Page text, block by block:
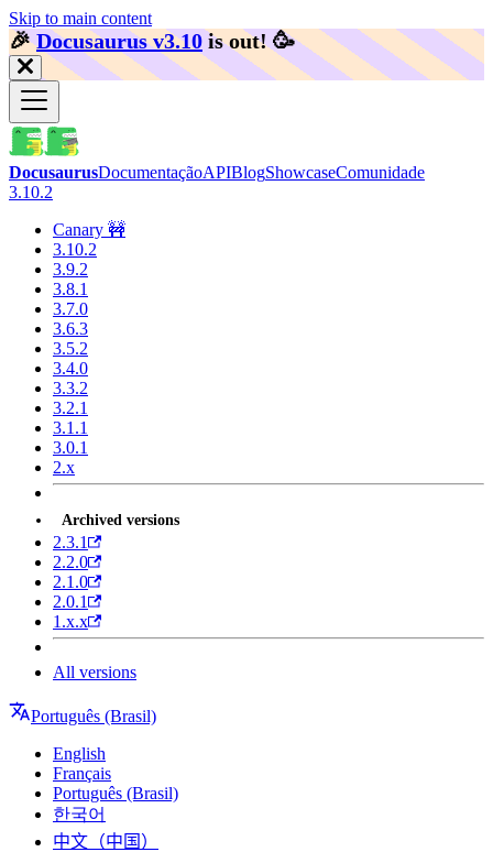
Skip to main content
🎉️Docusaurus v3.10 is out! 🥳️
DocusaurusDocumentaçãoAPIBlogShowcaseComunidade
3.10.2
Canary 🚧
3.10.2
3.9.2
3.8.1
3.7.0
3.6.3
3.5.2
3.4.0
3.3.2
3.2.1
3.1.1
3.0.1
2.x
Archived versions
2.3.1
2.2.0
2.1.0
2.0.1
1.x.x
All versions
Português (Brasil)
English
Français
Português (Brasil)
한국어
中文（中国）